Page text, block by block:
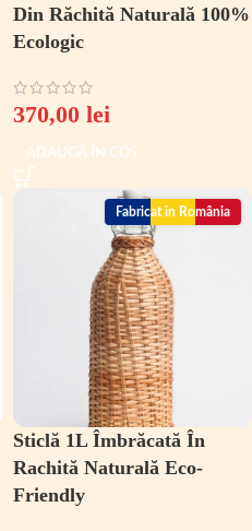
Din Răchită Naturală 100%
Ecologic
370,00 lei
ADAUGĂ ÎN COȘ
Fabricat în România
Sticlă 1L Îmbrăcată În
Rachită Naturală Eco-
Friendly